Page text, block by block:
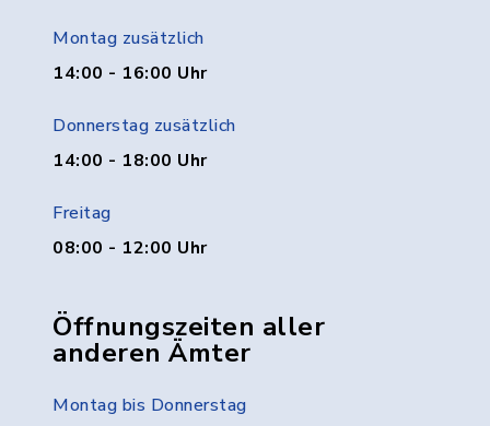
Montag zusätzlich
14:00 - 16:00 Uhr
Donnerstag zusätzlich
14:00 - 18:00 Uhr
Freitag
08:00 - 12:00 Uhr
Öffnungszeiten aller
anderen Ämter
Montag bis Donnerstag